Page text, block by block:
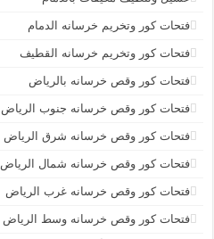
فتحات كور وتخريم خرسانه الدمام
فتحات كور وتخريم خرسانه القطيف
فتحات كور وقص خرسانه بالرياض
فتحات كور وقص خرسانه جنوب الرياض
فتحات كور وقص خرسانه شرق الرياض
فتحات كور وقص خرسانه شمال الرياض
فتحات كور وقص خرسانه غرب الرياض
فتحات كور وقص خرسانه وسط الرياض